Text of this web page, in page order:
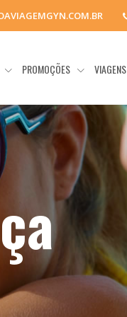
PROMOÇÕES VIAGENS